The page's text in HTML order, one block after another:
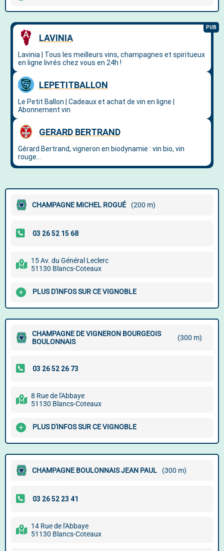
CHAMPAGNE MICHEL ROGUÉ (200 m)
15 Av. du Général Leclerc
51130 Blancs-Coteaux
PLUS D'INFOS SUR CE VIGNOBLE
CHAMPAGNE DE VIGNERON BOURGEOIS
BOULONNAIS
(300 m)
8 Rue de l'Abbaye
51130 Blancs-Coteaux
PLUS D'INFOS SUR CE VIGNOBLE
CHAMPAGNE BOULONNAIS JEAN PAUL (300 m)
14 Rue de l'Abbaye
51130 Blancs-Coteaux